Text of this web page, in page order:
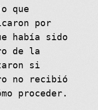
que
por
había sido
de la
si
no recibió
proceder.